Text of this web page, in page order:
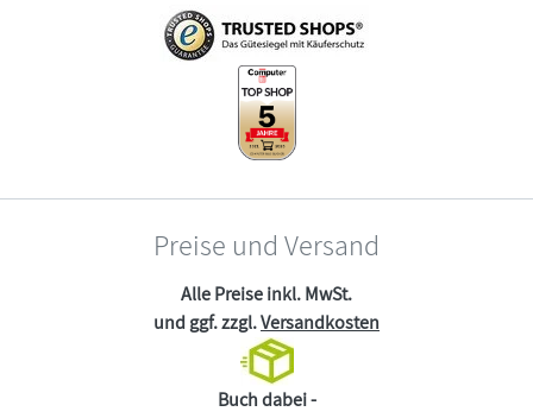
Preise und Versand
Alle Preise inkl. MwSt.
und ggf. zzgl.Versandkosten
Buch dabei -